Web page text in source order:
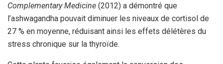
Complementary Medicine (2012) a démontré que
l’ashwagandha pouvait diminuer les niveaux de cortisol de
27 % en moyenne, réduisant ainsi les effets délétères du
stress chronique sur la thyroïde.